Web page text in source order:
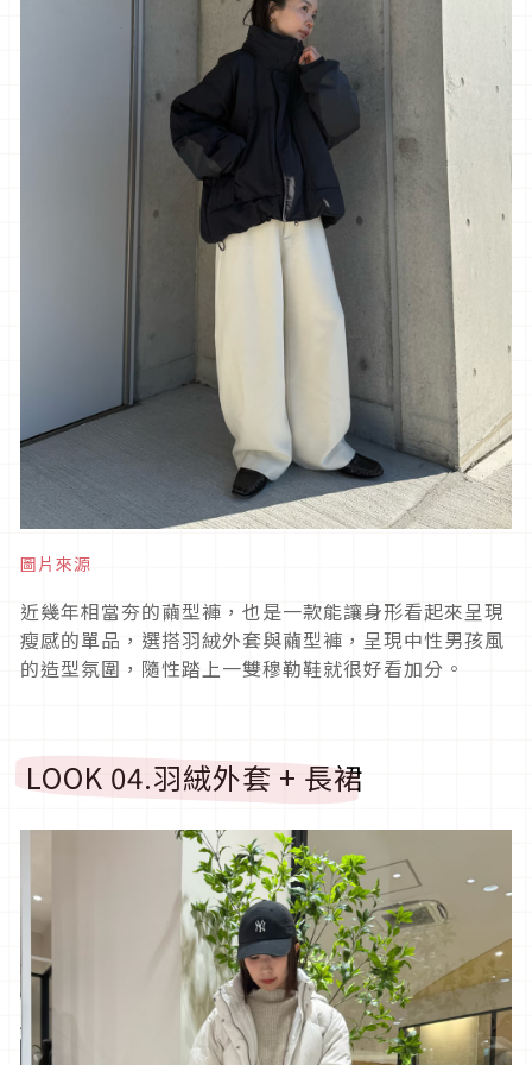
圖片來源
近幾年相當夯的繭型褲，也是一款能讓身形看起來呈現
瘦感的單品，選搭羽絨外套與繭型褲，呈現中性男孩風
的造型氛圍，隨性踏上一雙穆勒鞋就很好看加分。
LOOK 04.羽絨外套 +長裙